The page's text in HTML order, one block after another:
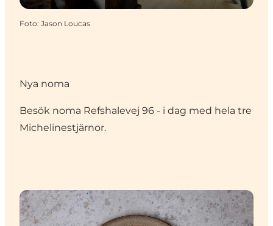
Foto: Jason Loucas
Nya noma
Besök noma Refshalevej 96 - i dag med hela tre
Michelinestjärnor.